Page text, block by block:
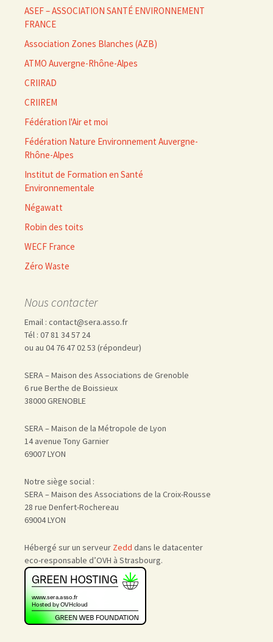
ASEF – ASSOCIATION SANTÉ ENVIRONNEMENT
FRANCE
Association Zones Blanches (AZB)
ATMO Auvergne-Rhône-Alpes
CRIIRAD
CRIIREM
Fédération l'Air et moi
Fédération Nature Environnement Auvergne-
Rhône-Alpes
Institut de Formation en Santé
Environnementale
Négawatt
Robin des toits
WECF France
Zéro Waste
Nous contacter
Email : contact@sera.asso.fr
Tél : 07 81 34 57 24
ou au 04 76 47 02 53 (répondeur)
SERA – Maison des Associations de Grenoble
6 rue Berthe de Boissieux
38000 GRENOBLE
SERA – Maison de la Métropole de Lyon
14 avenue Tony Garnier
69007 LYON
Notre siège social :
SERA – Maison des Associations de la Croix-Rousse
28 rue Denfert-Rochereau
69004 LYON
Hébergé sur un serveur Zedd dans le datacenter
eco-responsable d’OVH à Strasbourg.